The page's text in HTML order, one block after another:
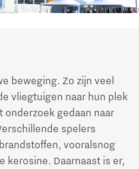
beweging. Zo zijn veel
vliegtuigen naar hun plek
gedaan naar
spelers
vooralsnog
kerosine. Daarnaast is er,